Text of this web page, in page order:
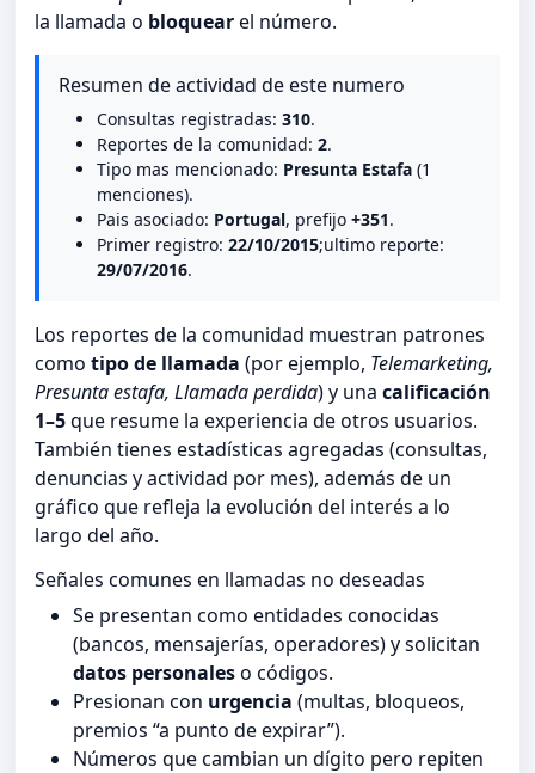
la llamada o bloquearel número.
Resumen de actividad de este numero
Consultas registradas: 310.
Reportes de la comunidad: 2.
Tipo mas mencionado: Presunta Estafa (1
menciones).
Pais asociado: Portugal, prefijo +351.
Primer registro: 22/10/2015;ultimo reporte:
29/07/2016.
Los reportes de la comunidad muestran patrones
como tipo de llamada (por ejemplo, Telemarketing,
Presunta estafa, Llamada perdida) y una calificación
1–5que resume la experiencia de otros usuarios.
También tienes estadísticas agregadas (consultas,
denuncias y actividad por mes), además de un
gráfico que refleja la evolución del interés a lo
largo del año.
Señales comunes en llamadas no deseadas
Se presentan como entidades conocidas
(bancos, mensajerías, operadores) y solicitan
datos personaleso códigos.
Presionan con urgencia (multas, bloqueos,
premios “a punto de expirar”).
Números que cambian un dígito pero repiten